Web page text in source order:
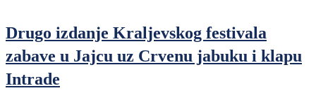
Drugo izdanje Kraljevskog festivala
zabave u Jajcu uz Crvenu jabuku i klapu
Intrade